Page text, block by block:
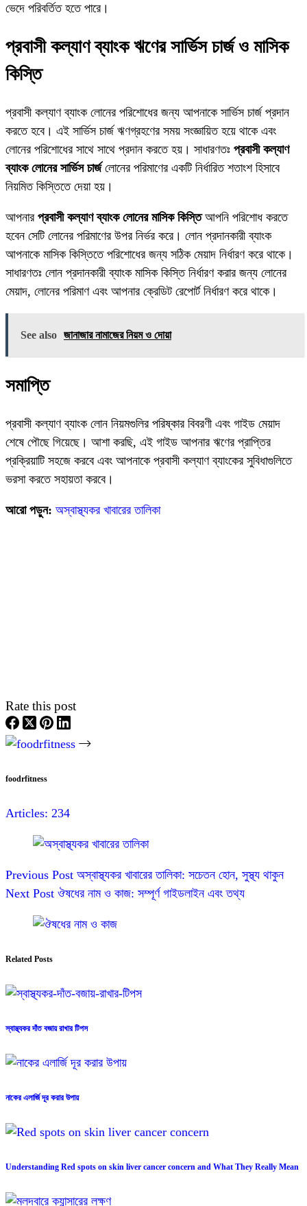
ভেদে পরিবর্তিত হতে পারে।
প্রবাসী কল্যাণ ব্যাংক ঋণের সার্ভিস চার্জ ও মাসিক
কিস্তি
প্রবাসী কল্যাণ ব্যাংক লোনের পরিশোধের জন্য আপনাকে সার্ভিস চার্জ প্রদান
করতে হবে। এই সার্ভিস চার্জ ঋণগ্রহণের সময় সংজ্ঞায়িত হয়ে থাকে এবং
লোনের পরিশোধের সাথে সাথে প্রদান করতে হয়। সাধারণতঃ প্রবাসী কল্যাণ
ব্যাংক লোনের সার্ভিস চার্জলোনের পরিমাণের একটি নির্ধারিত শতাংশ হিসাবে
নিয়মিত কিস্তিতে দেয়া হয়।
আপনার প্রবাসী কল্যাণ ব্যাংক লোনের মাসিক কিস্তিআপনি পরিশোধ করতে
হবেন সেটি লোনের পরিমাণের উপর নির্ভর করে। লোন প্রদানকারী ব্যাংক
আপনাকে মাসিক কিস্তিতে পরিশোধের জন্য সঠিক মেয়াদ নির্ধারণ করে থাকে।
সাধারণতঃ লোন প্রদানকারী ব্যাংক মাসিক কিস্তি নির্ধারণ করার জন্য লোনের
মেয়াদ, লোনের পরিমাণ এবং আপনার ক্রেডিট রেপোর্ট নির্ধারণ করে থাকে।
See also জানাজার নামাজের নিয়ম ও দোয়া
সমাপ্তি
প্রবাসী কল্যাণ ব্যাংক লোন নিয়মগুলির পরিষ্কার বিবরণী এবং গাইড মেয়াদ
শেষে পৌছে গিয়েছে। আশা করছি, এই গাইড আপনার ঋণের প্রাপ্তির
প্রক্রিয়াটি সহজে করবে এবং আপনাকে প্রবাসী কল্যাণ ব্যাংকের সুবিধাগুলিতে
ভরসা করতে সহায়তা করবে।
আরো পড়ুন: অস্বাস্থ্যকর খাবারের তালিকা
Rate this post
foodrfitness
Articles: 234
Previous Post অস্বাস্থ্যকর খাবারের তালিকা: সচেতন হোন, সুস্থ্য থাকুন
Next Post ঔষধের নাম ও কাজ: সম্পূর্ণ গাইডলাইন এবং তথ্য
Related Posts
স্বাস্থ্যকর দাঁত বজায় রাখার টিপস
নাকের এলার্জি দূর করার উপায়
Understanding Red spots on skin liver cancer concern and What They Really Mean